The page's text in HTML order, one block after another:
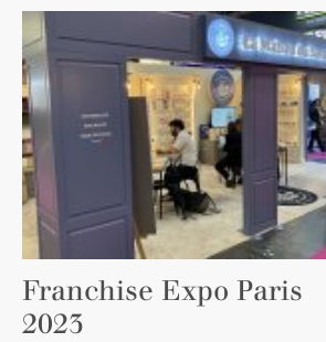
Franchise Expo Paris
2023